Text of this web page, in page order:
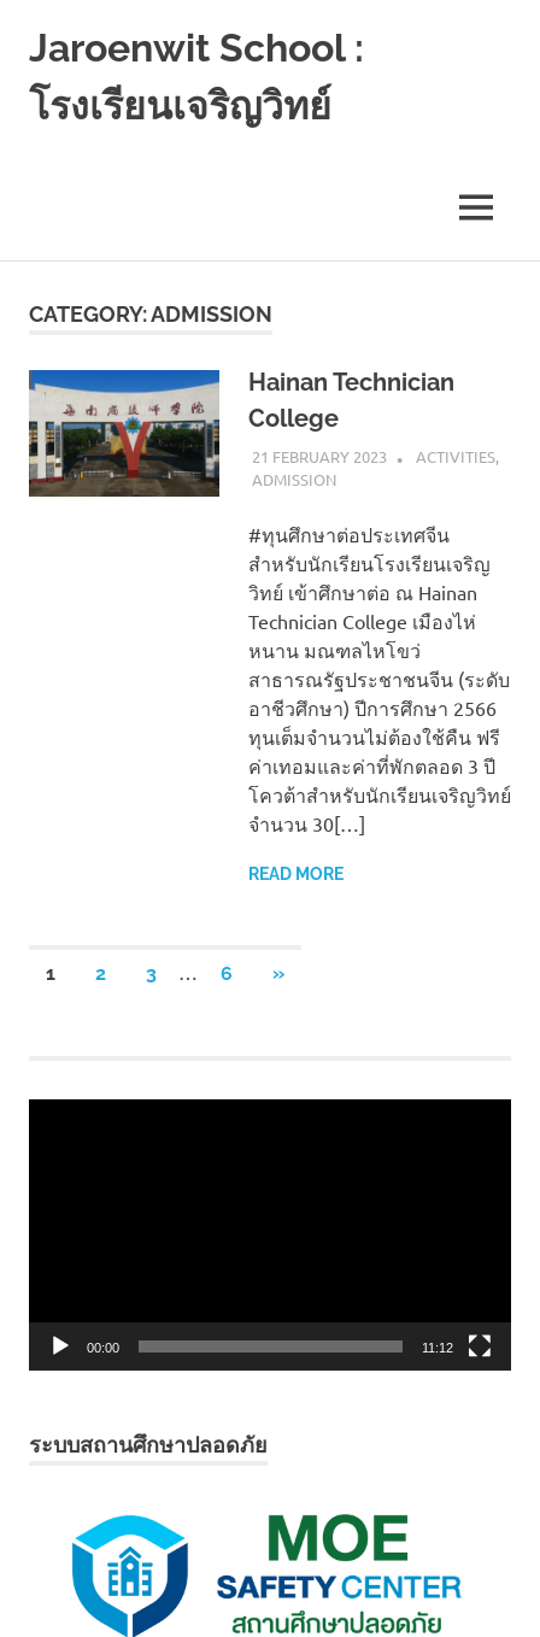
Jaroenwit School :
โรงเรียนเจริญวิทย์
MENU
CATEGORY:ADMISSION
Hainan Technician
College
21 FEBRUARY 2023 NAPASS
ACTIVITIES,
ADMISSION
#ทุนศึกษาต่อประเทศจีน
สำหรับนักเรียนโรงเรียนเจริญ
วิทย์ เข้าศึกษาต่อ ณ Hainan
Technician College เมืองไห่
หนาน มณฑลไหโขว่
สาธารณรัฐประชาชนจีน (ระดับ
อาชีวศึกษา) ปีการศึกษา 2566
ทุนเต็มจำนวนไม่ต้องใช้คืน ฟรี
ค่าเทอมและค่าที่พักตลอด 3 ปี
โควต้าสำหรับนักเรียนเจริญวิทย์
จำนวน 30[…]
READ MORE
Posts
1 2 3 6
NEXT
»
00:00 11:12
ระบบสถานศึกษาปลอดภัย